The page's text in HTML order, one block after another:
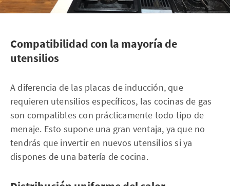
Compatibilidad con la mayoría de
utensilios
A diferencia de las placas de inducción, que
requieren utensilios específicos, las cocinas de gas
son compatibles con prácticamente todo tipo de
menaje. Esto supone una gran ventaja, ya que no
tendrás que invertir en nuevos utensilios si ya
dispones de una batería de cocina.